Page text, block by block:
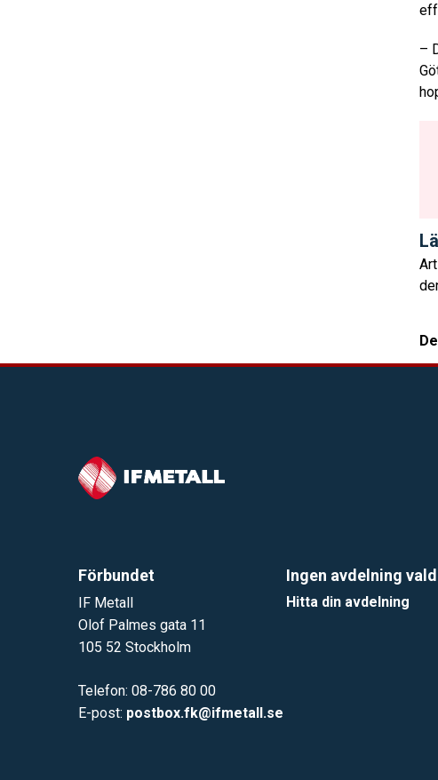
–
Förbundet
IF Metall
Olof Palmes gata 11
105 52 Stockholm
Telefon: 08-786 80 00
E-post: postbox.fk@ifmetall.se
Ingen avdelning vald
Hitta din avdelning